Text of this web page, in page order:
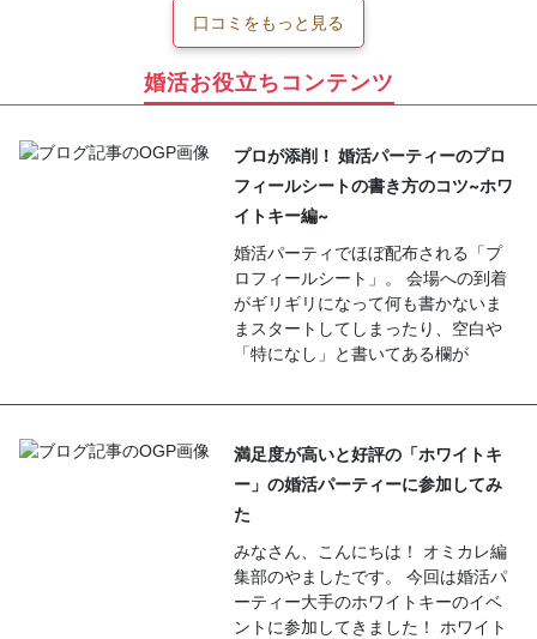
口コミをもっと見る
婚活お役立ちコンテンツ
プロが添削！ 婚活パーティーのプロ
フィールシートの書き方のコツ~ホワ
イトキー編~
婚活パーティでほぼ配布される「プ
ロフィールシート」。 会場への到着
がギリギリになって何も書かないま
まスタートしてしまったり、空白や
「特になし」と書いてある欄が
満足度が高いと好評の「ホワイトキ
ー」の婚活パーティーに参加してみ
た
みなさん、こんにちは！ オミカレ編
集部のやましたです。 今回は婚活パ
ーティー大手のホワイトキーのイベ
ントに参加してきました！ ホワイト